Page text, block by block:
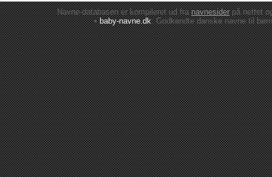
Navne-databasen er kompileret ud franavnesiderpå nettet
•baby-navne.dk: Godkendte danskenavne til børn